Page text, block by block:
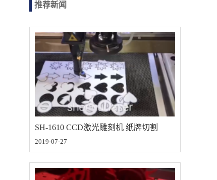
推荐新闻
SH-1610 CCD激光雕刻机 纸牌切割
2019-07-27